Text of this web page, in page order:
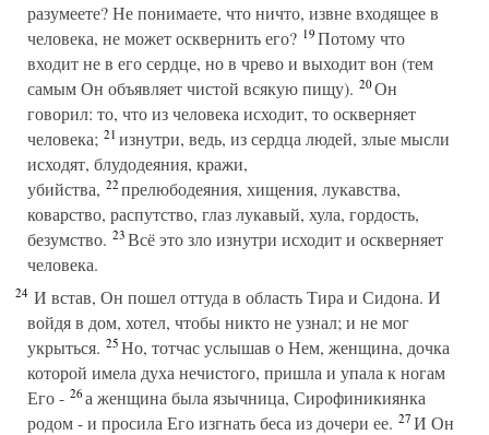
разумеете? Не понимаете, что ничто, извне входящее в
человека, не может осквернить его? 19Потому что
входит не в его сердце, но в чрево и выходит вон (тем
самым Он объявляет чистой всякую пищу). 20Он
говорил: то, что из человека исходит, то оскверняет
человека; 21изнутри, ведь, из сердца людей, злые мысли
исходят, блудодеяния, кражи,
убийства, 22прелюбодеяния, хищения, лукавства,
коварство, распутство, глаз лукавый, хула, гордость,
безумство. 23Всё это зло изнутри исходит и оскверняет
человека.
24 И встав, Он пошел оттуда в область Тира и Сидона. И
войдя в дом, хотел, чтобы никто не узнал; и не мог
укрыться. 25Но, тотчас услышав о Нем, женщина, дочка
которой имела духа нечистого, пришла и упала к ногам
Его - 26а женщина была язычница, Сирофиникиянка
родом - и просила Его изгнать беса из дочери ее. 27И Он